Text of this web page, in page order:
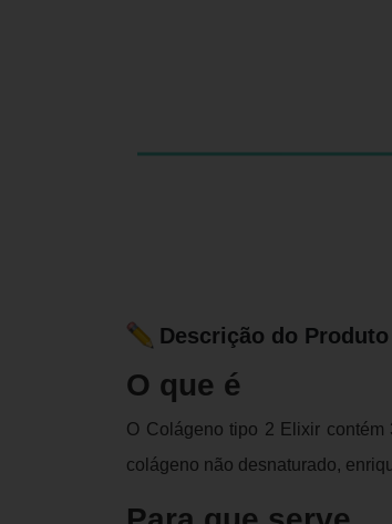
Descrição do Produto
O que é
O Colágeno tipo 2 Elixir
colágeno não desnaturado,